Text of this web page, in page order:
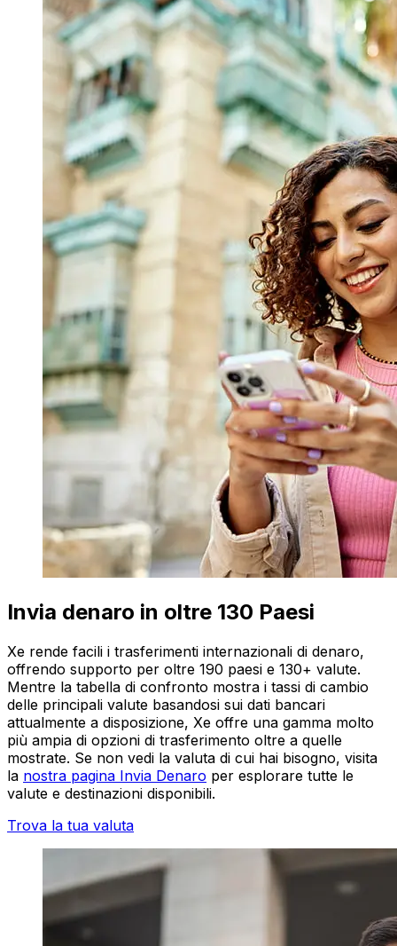
Invia denaro in oltre 130 Paesi
Xe rende facili i trasferimenti internazionali di denaro,
offrendo supporto per oltre 190 paesi e 130+ valute.
Mentre la tabella di confronto mostra i tassi di cambio
delle principali valute basandosi sui dati bancari
attualmente a disposizione, Xe offre una gamma molto
più ampia di opzioni di trasferimento oltre a quelle
mostrate. Se non vedi la valuta di cui hai bisogno, visita
la nostra pagina Invia Denaro per esplorare tutte le
valute e destinazioni disponibili.
Trova la tua valuta